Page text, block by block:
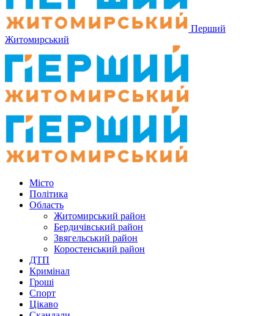
Перший
Житомирський
Місто
Політика
Область
Житомирський район
Бердичівський район
Звягельський район
Коростенський район
ДТП
Кримінал
Гроші
Спорт
Цікаво